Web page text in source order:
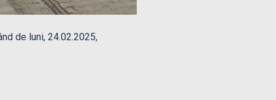
de luni, 24.02.2025,